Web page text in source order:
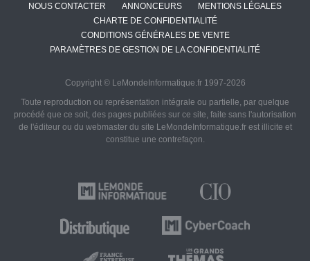
NOUS CONTACTER ANNONCEURS
MENTIONS LÉGALES
CHARTE DE CONFIDENTIALITÉ
CONDITIONS GÉNÉRALES DE VENTE
PARAMÈTRES DE GESTION DE LA CONFIDENTIALITÉ
Copyright © LeMondeInformatique.fr 1997-2026
Toute reproduction ou représentation intégrale ou partielle, par quelque
procédé que ce soit, des pages publiées sur ce site, faite sans l'autorisation
de l'éditeur ou du webmaster du site LeMondeInformatique.fr est illicite et
constitue une contrefaçon.